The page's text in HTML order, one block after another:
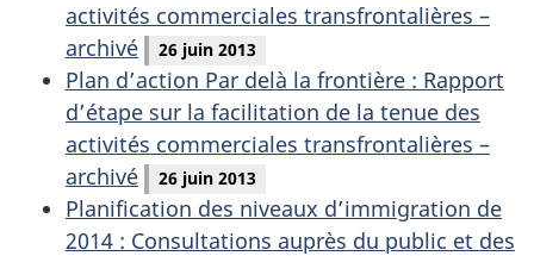
activités commerciales transfrontalières –
archivé
26 juin 2013
Plan d’action Par delà la frontière : Rapport
d’étape sur la facilitation de la tenue des
activités commerciales transfrontalières –
archivé
26 juin 2013
Planification des niveaux d’immigration de
2014 : Consultations auprès du public et des